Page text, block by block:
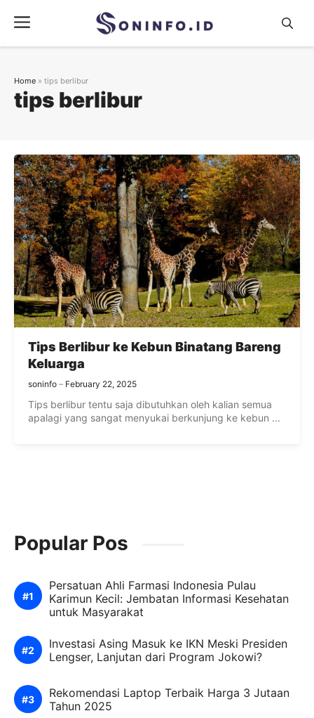
content
Menu
tips berlibur
Home » tips berlibur
Tips Berlibur ke Kebun Binatang Bareng
Keluarga
soninfo February 22, 2025
Tips berlibur tentu saja dibutuhkan oleh kalian semua
apalagi yang sangat menyukai berkunjung ke kebun ...
Popular Pos
Persatuan Ahli Farmasi Indonesia Pulau
Karimun Kecil: Jembatan Informasi Kesehatan
untuk Masyarakat
Investasi Asing Masuk ke IKN Meski Presiden
Lengser, Lanjutan dari Program Jokowi?
Rekomendasi Laptop Terbaik Harga 3 Jutaan
Tahun 2025